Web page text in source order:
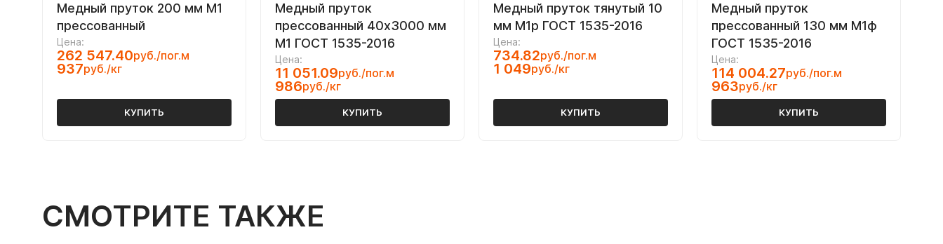
Медный пруток 200 мм М1
прессованный
Цена:
262 547.40руб./пог.м
937руб./кг
КУПИТЬ
Медный пруток
прессованный 40х3000 мм
М1 ГОСТ 1535-2016
Цена:
11 051.09руб./пог.м
986руб./кг
КУПИТЬ
Медный пруток тянутый 10
мм М1р ГОСТ 1535-2016
Цена:
734.82руб./пог.м
1 049руб./кг
КУПИТЬ
Медный пруток
прессованный 130 мм М1ф
ГОСТ 1535-2016
Цена:
114 004.27руб./пог.м
963руб./кг
КУПИТЬ
СМОТРИТЕ ТАКЖЕ